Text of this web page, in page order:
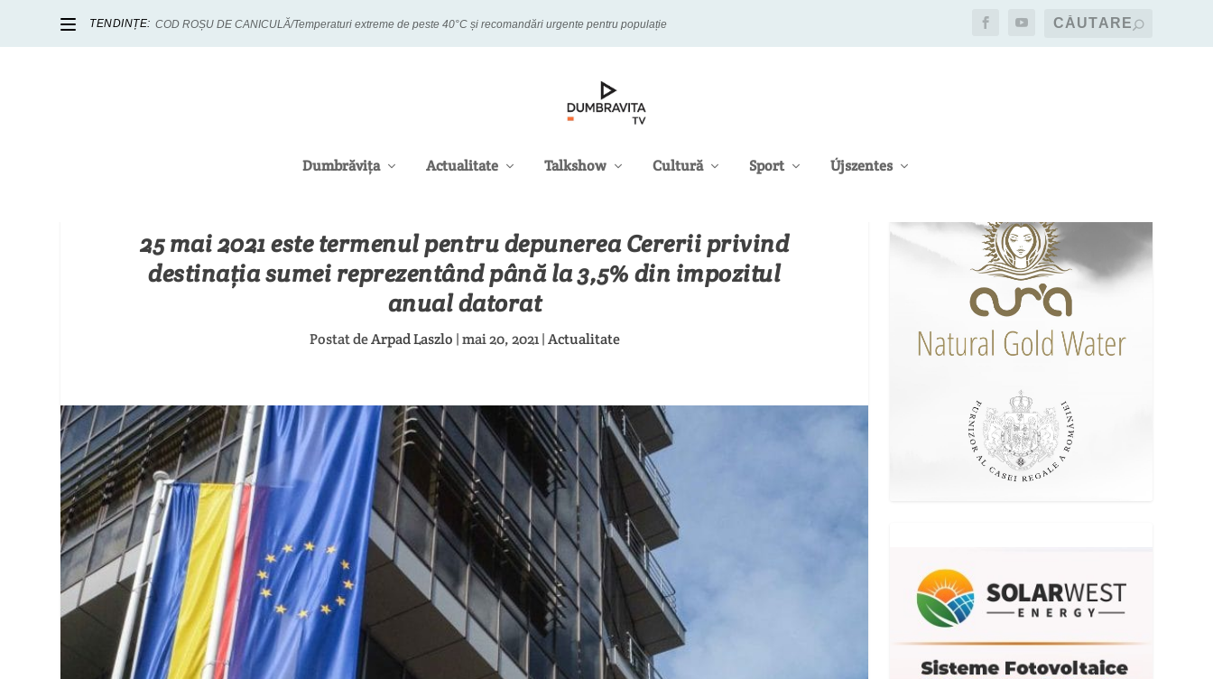
TENDINȚE: COD ROȘU DE CANICULĂ/Temperaturi extreme de peste 40°C și recomandări urgente pentru populație
Dumbrăvița Actualitate Talkshow Cultură Sport Újszentes
25 mai 2021 este termenul pentru depunerea Cererii privind
destinația sumei reprezentând până la 3,5% din impozitul
anual datorat
Postat deArpad Laszlo |mai 20, 2021|Actualitate